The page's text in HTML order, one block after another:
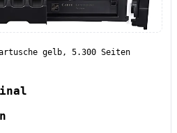
gelb, 5.300 Seiten